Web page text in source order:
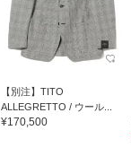
【別注】TITO
ALLEGRETTO / ウール...
¥170,500